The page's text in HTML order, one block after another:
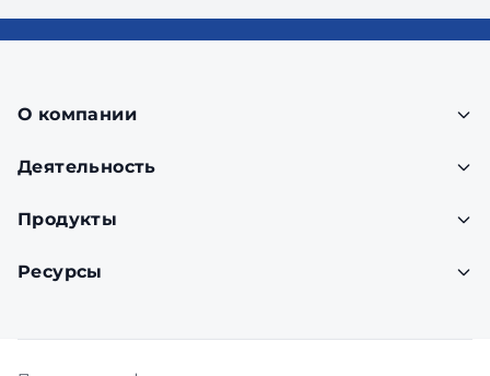
О компании
Деятельность
Продукты
Ресурсы